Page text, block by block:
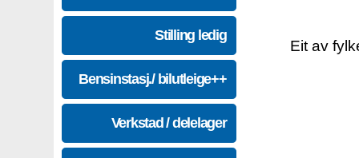
Stilling ledig
Bensinstasj./ bilutleige++
Verkstad / delelager
Eit av